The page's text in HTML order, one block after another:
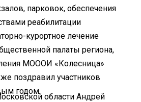
парковок, обеспечения
реабилитации
курортное лечение
палаты региона,
МОООИ «Колесница»
поздравил участников
годом.
области Андрей